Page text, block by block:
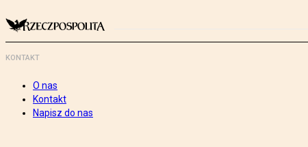
KONTAKT
O nas
Kontakt
Napisz do nas